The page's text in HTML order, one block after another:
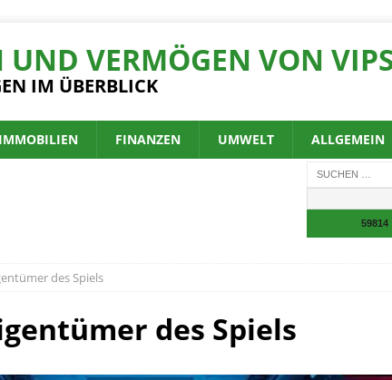
VERMÖGEN VON
IM ÜBERBLICK
IMMOBILIEN FINANZEN UMWELT ALLGEMEIN
des Spiels
des Spiels